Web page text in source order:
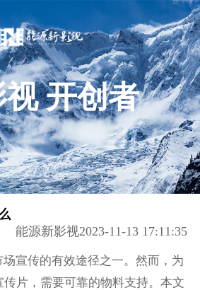
开创者
能源新影视2023-11-13 17:11:35
宣传的有效途径之一。然而，为
片，需要可靠的物料支持。本文